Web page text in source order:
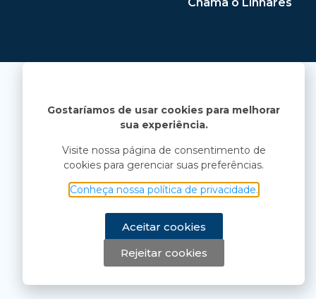
Gostaríamos de usar cookies para melhorar
sua experiência.
Visite nossa página de consentimento de
cookies para gerenciar suas preferências.
Conheça nossa política de privacidade.
Aceitar cookies
Rejeitar cookies